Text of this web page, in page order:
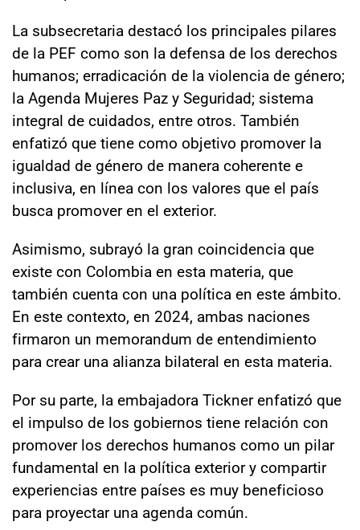
La subsecretaria destacó los principales pilares
de la PEF como son la defensa de los derechos
humanos; erradicación de la violencia de género;
la Agenda Mujeres Paz y Seguridad; sistema
integral de cuidados, entre otros. También
enfatizó que tiene como objetivo promover la
igualdad de género de manera coherente e
inclusiva, en línea con los valores que el país
busca promover en el exterior.
Asimismo, subrayó la gran coincidencia que
existe con Colombia en esta materia, que
también cuenta con una política en este ámbito.
En este contexto, en 2024, ambas naciones
firmaron un memorandum de entendimiento
para crear una alianza bilateral en esta materia.
Por su parte, la embajadora Tickner enfatizó que
el impulso de los gobiernos tiene relación con
promover los derechos humanos como un pilar
fundamental en la política exterior y compartir
experiencias entre países es muy beneficioso
para proyectar una agenda común.